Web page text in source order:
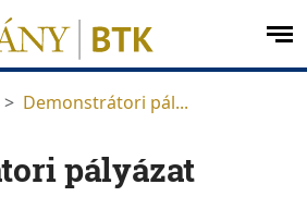
Demonstrátori pál...
pályázat